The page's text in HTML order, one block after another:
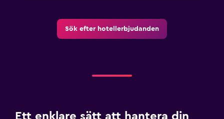
Sök efter hotellerbjudanden
Ett enklare sätt att hantera din